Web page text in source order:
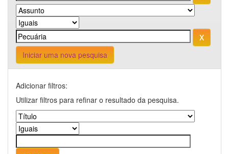
Iniciar uma nova pesquisa
Adicionar filtros:
Utilizar filtros para refinar o resultado da pesquisa.